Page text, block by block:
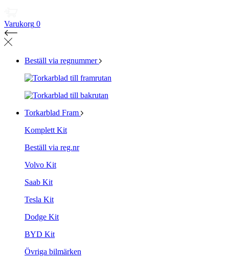
Varukorg 0
Beställ via regnummer
Torkarblad Fram
Komplett Kit
Beställ via reg.nr
Volvo Kit
Saab Kit
Tesla Kit
Dodge Kit
BYD Kit
Övriga bilmärken